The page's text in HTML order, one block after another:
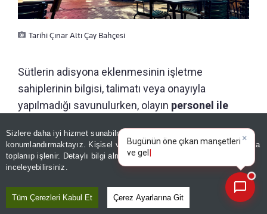
Sizlere daha iyi hizmet sunabilmek adına sitemizde
konumlandırmaktayız. Kişisel verileriniz, KVKK ve GDPR kapsamında
toplanıp işlenir. Detaylı bilgi almak içinAydınlatma Metnimizi
inceleyebilirsiniz.
Tüm Çerezleri Kabul Et Çerez Ayarlarına Git
Tarihi Çınar Altı Çay Bahçesi
Sütlerin adisyona eklenmesinin işletme
sahiplerinin bilgisi, talimatı veya onayıyla
yapılmadığı savunulurken, olayın personel ile
noktaya geldiği ifade edildi.
İşletme, personelin davranışlarından sorumlu
olduklarını da vurgulayarak ilgili çalışanla gerekli
görüşmenin yapıldığını bildirdi. Açıklamada,
×
Bugünün öne çıkan manşetleri
ve gelişmeleri neler?